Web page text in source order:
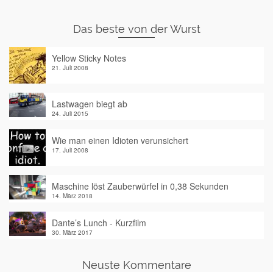
Das beste von der Wurst
Yellow Sticky Notes
21. Juli 2008
Lastwagen biegt ab
24. Juli 2015
Wie man einen Idioten verunsichert
17. Juli 2008
Maschine löst Zauberwürfel in 0,38 Sekunden
14. März 2018
Dante’s Lunch - Kurzfilm
30. März 2017
Neuste Kommentare